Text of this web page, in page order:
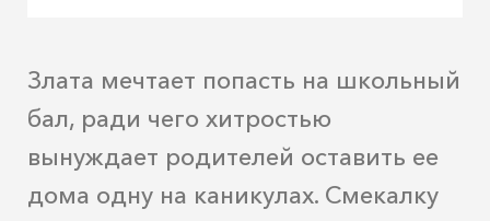
Злата мечтает попасть на школьный
бал, ради чего хитростью
вынуждает родителей оставить ее
дома одну на каникулах. Смекалку